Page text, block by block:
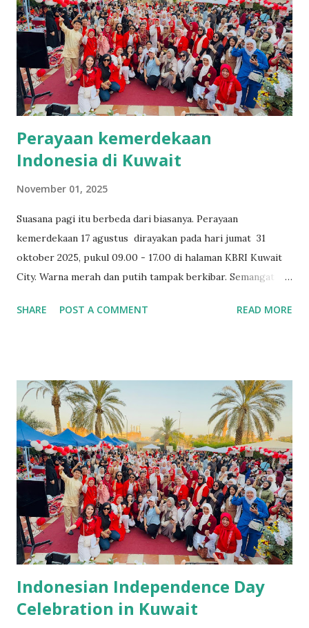
Dosen. Pada moment tersebut Ketua FDIK Ibnu Munzir
turut menyaksikan Prosesi yang berlangsung secara online.
Kerjasama ini di inisiasi oleh M. Robby Fajar Cahya yang
merupakan perwakilan Divisi Keahlian Profesi FDIK. Pada
draf MoU yang telah dirumuskan merupakan kesepakatan
kerjasama kedua belah pihak di berbagai bidan...
Perayaan kemerdekaan
Indonesia di Kuwait
November 01, 2025
Suasana pagi itu berbeda dari biasanya. Perayaan
kemerdekaan 17 agustus dirayakan pada hari jumat 31
oktober 2025, pukul 09.00 - 17.00 di halaman KBRI Kuwait
City. Warna merah dan putih tampak berkibar. Semangat
mana pun mereka berada. Meskipun jauh dari tanah air, rasa
tamu kehormatan: duta besar dan perwakilan dari berbagai
negara sahabat yang datang dengan penuh rasa hormat dan
antusias. Semua berkumpul dengan penuh semangat di
halaman KBRI Kuwait City. Masyarakat Indonesia yang
datang menciptakan suasana yang hangat, seolah membawa
potongan kecil kampung halaman ke negeri orang. Dari
kejauhan, aroma masakan Nusantara mulai tercium. Stand-
stand bazar berjejer rapi, dihiasi dengan kain batik, bendera
merah putih, dan senyum ramah para penjual yang deng...
SHARE POST A COMMENT READ MORE
Indonesian Independence Day
Celebration in Kuwait